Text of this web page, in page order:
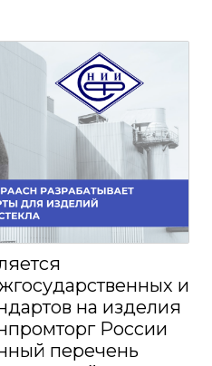
и
на изделия
России
перечень